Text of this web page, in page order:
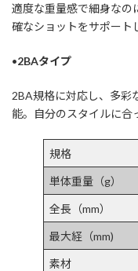
適度な重量感で細身なの
確なショットをサポート
•2BAタイプ
2BA規格に対応し、多彩
能。自分のスタイルに合
規格
単体重量（g）
全長（mm）
最大経（mm)
素材